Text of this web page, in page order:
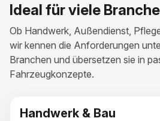
Ideal für viele
Ob Handwerk, Außendienst,
wir kennen die Anforderungen
Branchen und übersetzen sie in
Fahrzeugkonzepte.
Handwerk & Bau